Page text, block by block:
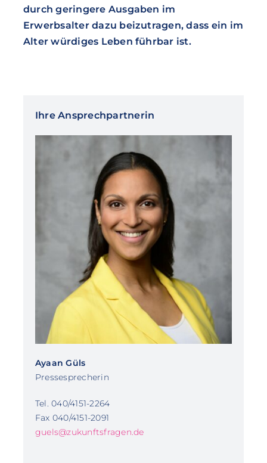
durch geringere Ausgaben im
Erwerbsalter dazu beizutragen, dass ein im
Alter würdiges Leben führbar ist.
Ihre Ansprechpartnerin
Ayaan Güls
Pressesprecherin
Tel. 040/4151-2264
Fax 040/4151-2091
guels@zukunftsfragen.de